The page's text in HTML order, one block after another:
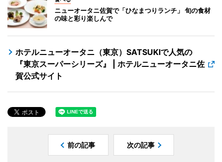
ニューオータニ佐賀で「ひなまつりランチ」 旬の食材
の味と彩り楽しんで
ホテルニューオータニ（東京）SATSUKIで人気の
『東京スーパーシリーズ』 | ホテルニューオータニ佐
賀公式サイト
前の記事 次の記事